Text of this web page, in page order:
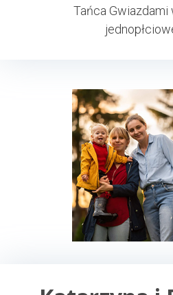
Tańca Gwiazdami